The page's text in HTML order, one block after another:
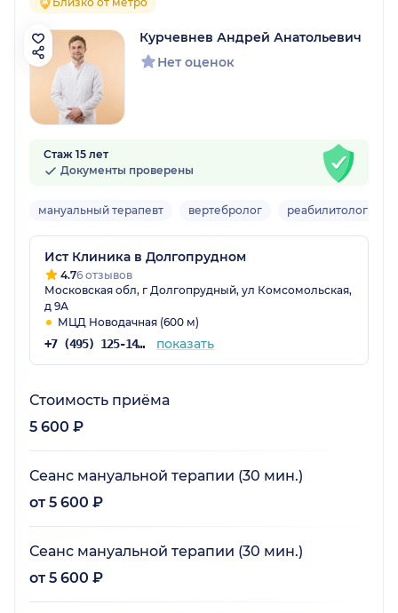
Курчевнев Андрей Анатольевич
Нет оценок
Стаж 15 лет
Документы проверены
мануальный терапевт вертебролог реабилитолог
Ист Клиника в Долгопрудном
4.76 отзывов
Московская обл, г Долгопрудный, ул Комсомольская,
д 9А
МЦД Новодачная (600 м)
+7 (495) 125-14-89 показать
Стоимость приёма
5 600 ₽
Сеанс мануальной терапии (30 мин.)
от 5 600 ₽
Сеанс мануальной терапии (30 мин.)
от 5 600 ₽